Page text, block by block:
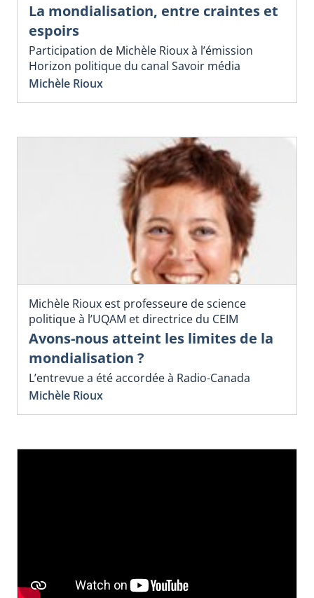
La mondialisation, entre craintes et
espoirs
Participation de Michèle Rioux à l’émission
Horizon politique du canal Savoir média
Michèle Rioux
Michèle Rioux est professeure de science
politique à l’UQAM et directrice du CEIM
Avons-nous atteint les limites de la
mondialisation ?
L’entrevue a été accordée à Radio-Canada
Michèle Rioux